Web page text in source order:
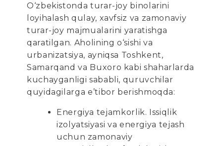
O‘zbekistonda turar-joy binolarini
loyihalash qulay, xavfsiz va zamonaviy
turar-joy majmualarini yaratishga
qaratilgan. Aholining o‘sishi va
urbanizatsiya, ayniqsa Toshkent,
Samarqand va Buxoro kabi shaharlarda
kuchayganligi sababli, quruvchilar
quyidagilarga e’tibor berishmoqda:
Energiya tejamkorlik. Issiqlik
izolyatsiyasi va energiya tejash
uchun zamonaviy